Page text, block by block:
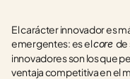
El carácter innovador es
emergentes: es el core de
innovadores son los que
ventaja competitiva en el